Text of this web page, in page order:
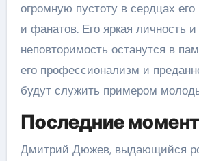
огромную пустоту в сердцах его
и фанатов. Его яркая личность и
неповторимость останутся в
его профессионализм и
будут служить примером
Последние
Дмитрий Дюжев, выдающийся